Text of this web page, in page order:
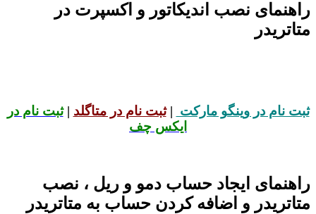
راهنمای نصب اندیکاتور و اکسپرت در
متاتریدر
ثبت نام در وینگو مارکت |ثبت نام در متاگلد |ثبت نام در
ایکس چف
راهنمای ایجاد حساب دمو و ریل ، نصب
متاتریدر و اضافه کردن حساب به متاتریدر